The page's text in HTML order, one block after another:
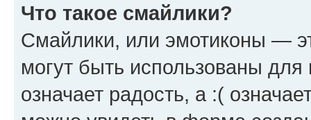
Что такое смайлики?
Смайлики, или эмотиконы —
могут быть использованы
означает радость, а :(